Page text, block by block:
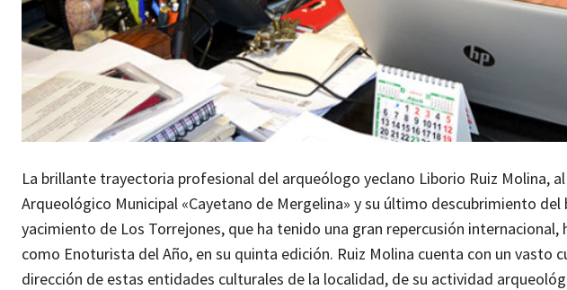
La brillante trayectoria profesional del arqueólogo yeclano Liborio Ruiz Molina,
Arqueológico Municipal «Cayetano de Mergelina» y su último descubrimiento
yacimiento de Los Torrejones, que ha tenido una gran repercusión
como Enoturista del Año, en su quinta edición. Ruiz Molina cuenta con un vasto
dirección de estas entidades culturales de la localidad, de su actividad